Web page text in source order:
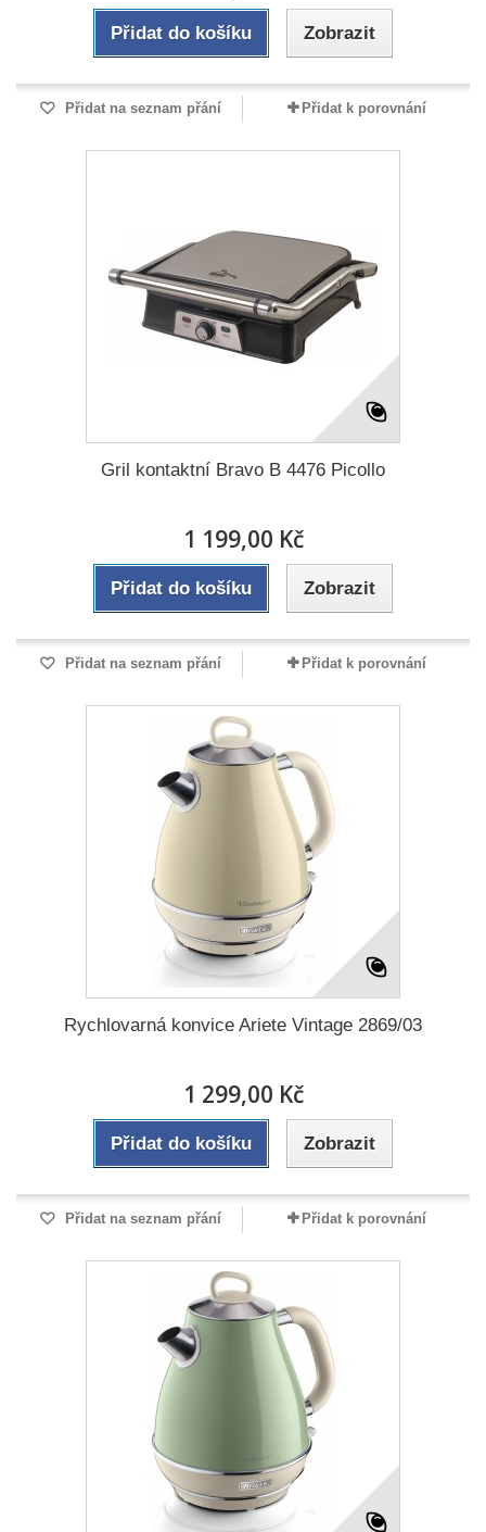
Přidat do košíku Zobrazit
Přidat na seznam přání Přidat k porovnání
Gril kontaktní Bravo B 4476 Picollo
1 199,00 Kč
Přidat do košíku Zobrazit
Přidat na seznam přání Přidat k porovnání
Rychlovarná konvice Ariete Vintage 2869/03
1 299,00 Kč
Přidat do košíku Zobrazit
Přidat na seznam přání Přidat k porovnání